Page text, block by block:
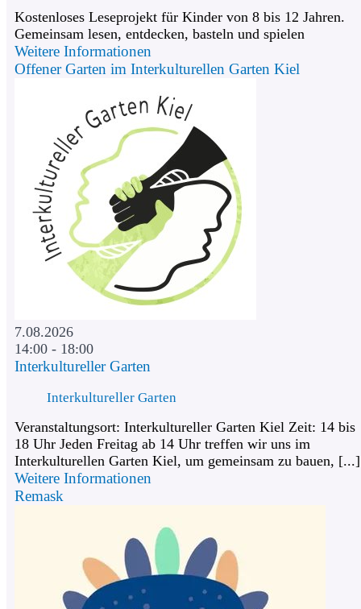
Kostenloses Leseprojekt für Kinder von 8 bis 12 Jahren.
Gemeinsam lesen, entdecken, basteln und spielen
Weitere Informationen
Offener Garten im Interkulturellen Garten Kiel
7.08.2026
14:00 - 18:00
Interkultureller Garten
Interkultureller Garten
Veranstaltungsort: Interkultureller Garten Kiel Zeit: 14 bis
18 Uhr Jeden Freitag ab 14 Uhr treffen wir uns im
Interkulturellen Garten Kiel, um gemeinsam zu bauen, [...]
Weitere Informationen
Remask